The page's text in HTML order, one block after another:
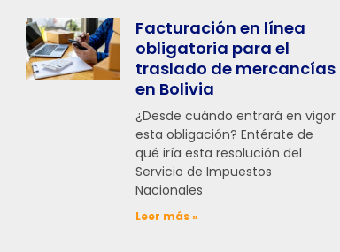
Facturación en línea
obligatoria para el
traslado de mercancías
en Bolivia
¿Desde cuándo entrará en vigor
esta obligación? Entérate de
qué iría esta resolución del
Servicio de Impuestos
Nacionales
Leer más »